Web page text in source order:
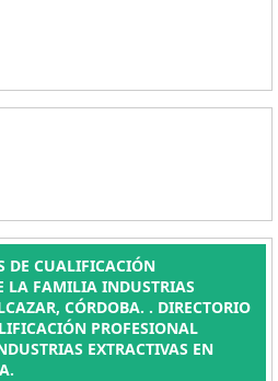
DE CUALIFICACIÓN
LA FAMILIA INDUSTRIAS
CÓRDOBA. . DIRECTORIO
PROFESIONAL
EXTRACTIVAS EN